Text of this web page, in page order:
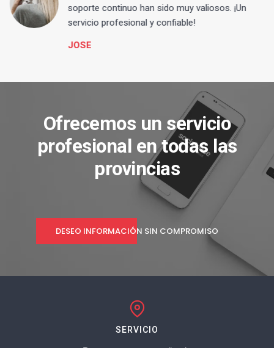
soporte continuo han sido muy valiosos. ¡Un
servicio profesional y confiable!
JOSE
Ofrecemos un servicio
profesional en todas las
provincias
DESEO INFORMACIÓN SIN COMPROMISO
SERVICIO